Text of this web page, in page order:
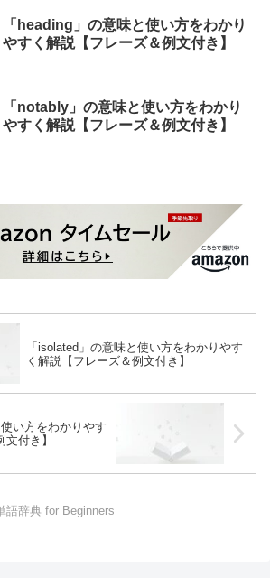
「heading」の意味と使い方をわかり
やすく解説【フレーズ＆例文付き】
「notably」の意味と使い方をわかり
やすく解説【フレーズ＆例文付き】
「isolated」の意味と使い方をわかりやす
く解説【フレーズ＆例文付き】
い方をわかりやす
付き】
語辞典 for Beginners